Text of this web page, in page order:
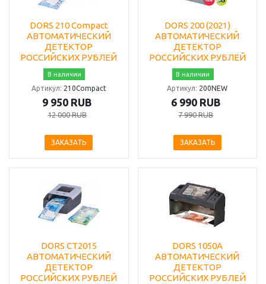
DORS 210 Compact
АВТОМАТИЧЕСКИЙ
ДЕТЕКТОР
РОССИЙСКИХ РУБЛЕЙ
В наличии
Артикул: 210Compact
9 950 RUB
12 000 RUB
ЗАКАЗАТЬ
DORS 200 (2021)
АВТОМАТИЧЕСКИЙ
ДЕТЕКТОР
РОССИЙСКИХ РУБЛЕЙ
В наличии
Артикул: 200NEW
6 990 RUB
7 990 RUB
ЗАКАЗАТЬ
DORS CT2015
АВТОМАТИЧЕСКИЙ
ДЕТЕКТОР
РОССИЙСКИХ РУБЛЕЙ
DORS 1050A
АВТОМАТИЧЕСКИЙ
ДЕТЕКТОР
РОССИЙСКИХ РУБЛЕЙ